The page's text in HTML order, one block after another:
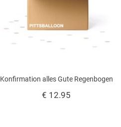
Konfirmation alles Gute Regenbogen
€ 12.95